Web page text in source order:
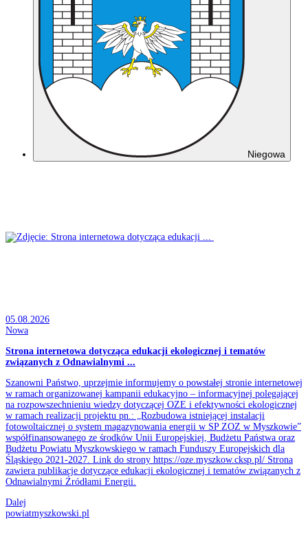
Niegowa
05.08.2026
Nowa
Strona internetowa dotycząca edukacji ekologicznej i tematów
związanych z Odnawialnymi ...
Szanowni Państwo, uprzejmie informujemy o powstałej stronie internetowej
w ramach organizowanej kampanii edukacyjno – informacyjnej polegającej
na rozpowszechnieniu wiedzy dotyczącej OZE i efektywności ekologicznej
w ramach realizacji projektu pn.: „Rozbudowa istniejącej instalacji
fotowoltaicznej o system magazynowania energii w SP ZOZ w Myszkowie”
współfinansowanego ze środków Unii Europejskiej, Budżetu Państwa oraz
Budżetu Powiatu Myszkowskiego w ramach Funduszy Europejskich dla
Śląskiego 2021-2027. Link do strony https://oze.myszkow.cksp.pl/ Strona
zawiera publikacje dotyczące edukacji ekologicznej i tematów związanych z
Odnawialnymi Źródłami Energii.
Dalej
powiatmyszkowski.pl